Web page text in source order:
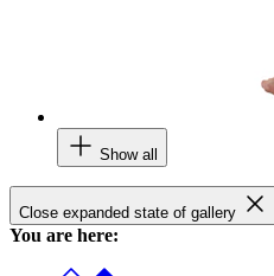
Show all
Close expanded state of gallery
You are here: